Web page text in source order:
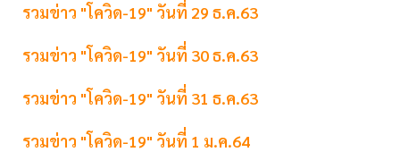
รวมข่าว "โควิด-19" วันที่ 29 ธ.ค.63
รวมข่าว "โควิด-19" วันที่ 30 ธ.ค.63
รวมข่าว "โควิด-19" วันที่ 31 ธ.ค.63
รวมข่าว "โควิด-19" วันที่ 1 ม.ค.64